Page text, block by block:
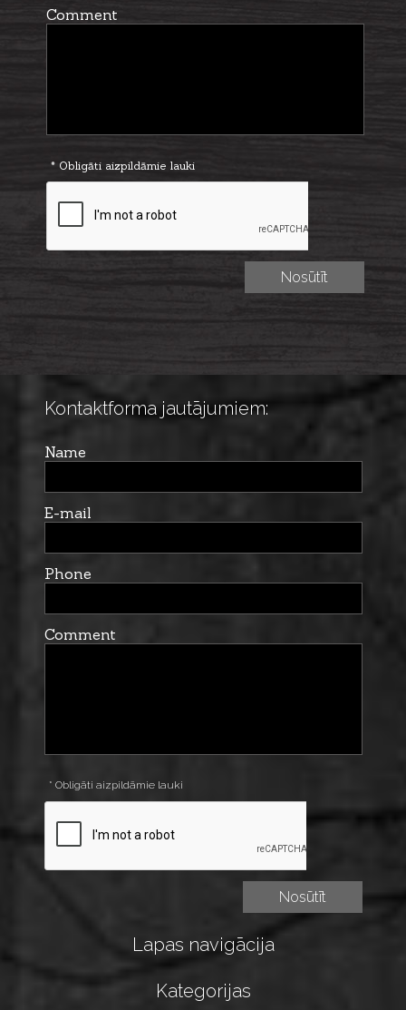
Comment
* Obligāti aizpildāmie lauki
Kontaktforma jautājumiem:
Name
E-mail
Phone
Comment
* Obligāti aizpildāmie lauki
Lapas navigācija
Kategorijas